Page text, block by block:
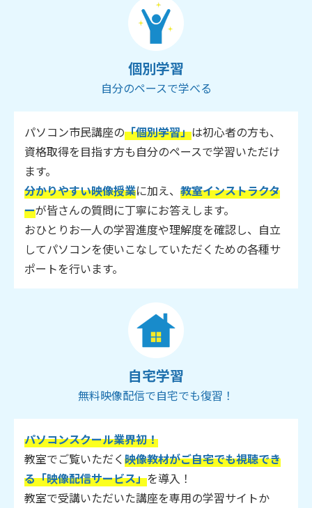
個別学習
自分のペースで学べる
パソコン市民講座の「個別学習」は初心者の方も、
資格取得を目指す方も自分のペースで学習いただけ
ます。
分かりやすい映像授業に加え、 教室インストラクタ
ーが皆さんの質問に丁寧にお答えします。
おひとりお一人の学習進度や理解度を確認し、自立
してパソコンを使いこなしていただくための各種サ
ポートを行います。
自宅学習
無料映像配信で自宅でも復習！
パソコンスクール業界初！
教室でご覧いただく映像教材がご自宅でも視聴でき
る「映像配信サービス」を導入！
教室で受講いただいた講座を専用の学習サイトか